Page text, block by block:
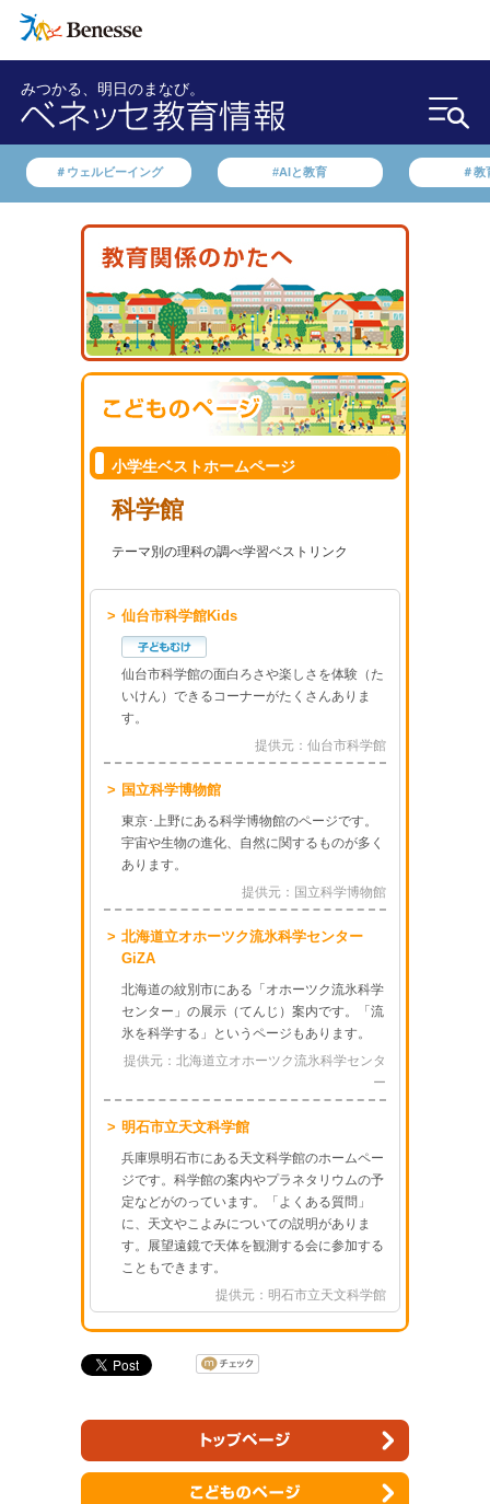
みつかる、明日のまなび。
＃ウェルビーイング #AIと教育 ＃教
小学生ベストホームページ
科学館
テーマ別の理科の調べ学習ベストリンク
仙台市科学館Kids
仙台市科学館の面白ろさや楽しさを体験（た
いけん）できるコーナーがたくさんありま
す。
提供元：仙台市科学館
国立科学博物館
東京･上野にある科学博物館のページです。
宇宙や生物の進化、自然に関するものが多く
あります。
提供元：国立科学博物館
北海道立オホーツク流氷科学センター
GiZA
北海道の紋別市にある「オホーツク流氷科学
センター」の展示（てんじ）案内です。「流
氷を科学する」というページもあります。
提供元：北海道立オホーツク流氷科学センタ
ー
明石市立天文科学館
兵庫県明石市にある天文科学館のホームペー
ジです。科学館の案内やプラネタリウムの予
定などがのっています。「よくある質問」
に、天文やこよみについての説明がありま
す。展望遠鏡で天体を観測する会に参加する
こともできます。
提供元：明石市立天文科学館